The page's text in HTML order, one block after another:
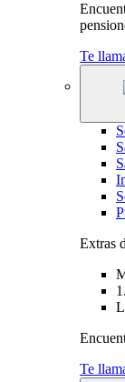
Te
Extras
Te